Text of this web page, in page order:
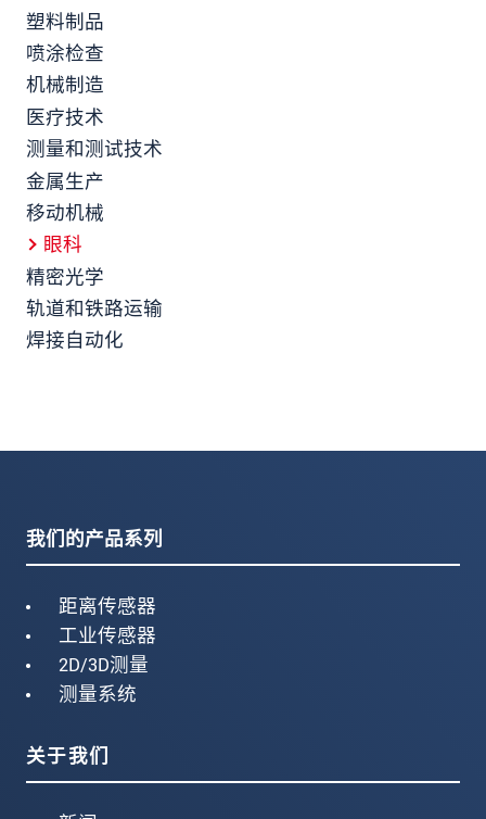
塑料制品
喷涂检查
机械制造
医疗技术
测量和测试技术
金属生产
移动机械
眼科
精密光学
轨道和铁路运输
焊接自动化
我们的产品系列
距离传感器
工业传感器
2D/3D测量
测量系统
关于我们